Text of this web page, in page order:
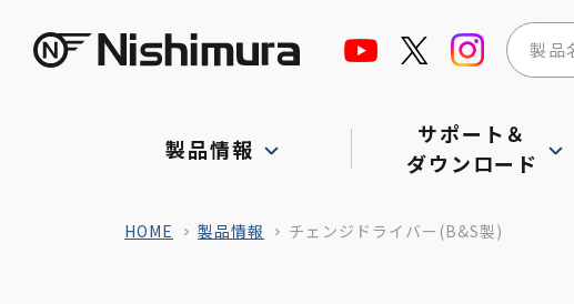
製品情報
サポート＆
ダウンロード
HOME 製品情報 チェンジドライバー(B&S製)